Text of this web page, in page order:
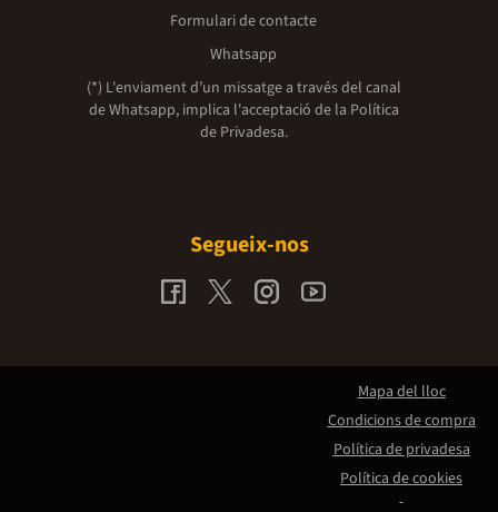
Formulari de contacte
Whatsapp
(*) L'enviament d’un missatge a través del canal
de Whatsapp, implica l'acceptació de la Política
de Privadesa.
Segueix-nos
Mapa del lloc
Condicions de compra
Política de privadesa
Política de cookies